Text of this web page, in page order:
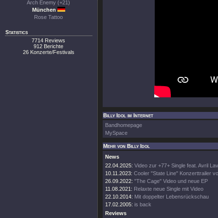
Arch Enemy (+21)
München
Rose Tattoo
Statistics
7714 Reviews
912 Berichte
26 Konzerte/Festivals
Billy Idol im Internet
Bandhomepage
MySpace
Mehr von Billy Idol
News
22.04.2025: Video zur +77+ Single feat. Avril
10.11.2023: Cooler "State Line" Konzerttrailer
26.09.2022: "The Cage" Video und neue EP
11.08.2021: Relaxte neue Single mit Video
22.10.2014: Mit doppelter Lebensrückschau
17.02.2005: is back
Reviews